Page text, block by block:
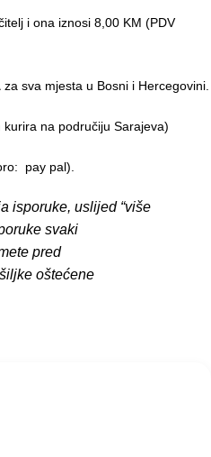
i ona iznosi 8,00 KM (PDV
za sva mjesta u Bosni i Hercegovini.
na područiju Sarajeva)
pay pal).
isporuke, uslijed “više
svaki
pred
oštećene